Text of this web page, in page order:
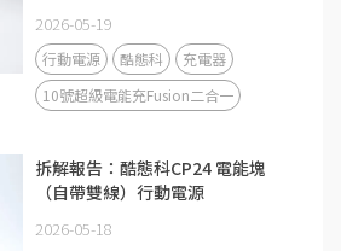
2026-05-19
行動電源 酷態科
充電器
10號超級電能充Fusion二合一
拆解報告：酷態科CP24 電能塊
（自帶雙線）行動電源
2026-05-18